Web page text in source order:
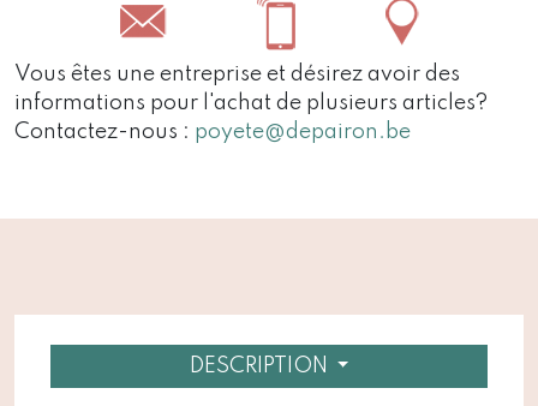
Vous êtes une entreprise et désirez avoir des
informations pour l'achat de plusieurs articles?
Contactez-nous : poyete@depairon.be
DESCRIPTION